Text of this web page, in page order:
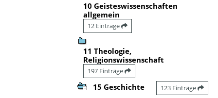
10 Geisteswissenschaften
allgemein
12 Einträge
11 Theologie,
Religionswissenschaft
197 Einträge
15 Geschichte 123 Einträge